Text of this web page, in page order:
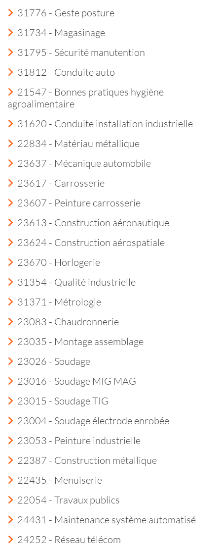
31776 - Geste posture
31734 - Magasinage
31795 - Sécurité manutention
31812 - Conduite auto
21547 - Bonnes pratiques hygiène
agroalimentaire
31620 - Conduite installation industrielle
22834 - Matériau métallique
23637 - Mécanique automobile
23617 - Carrosserie
23607 - Peinture carrosserie
23613 - Construction aéronautique
23624 - Construction aérospatiale
23670 - Horlogerie
31354 - Qualité industrielle
31371 - Métrologie
23083 - Chaudronnerie
23035 - Montage assemblage
23026 - Soudage
23016 - Soudage MIG MAG
23015 - Soudage TIG
23004 - Soudage électrode enrobée
23053 - Peinture industrielle
22387 - Construction métallique
22435 - Menuiserie
22054 - Travaux publics
24431 - Maintenance système automatisé
24252 - Réseau télécom